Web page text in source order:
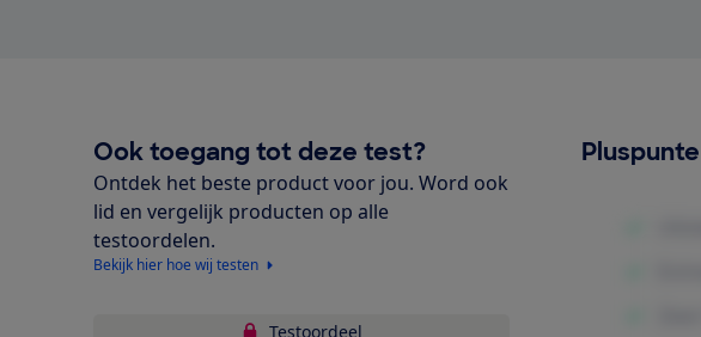
Ook toegang tot deze test?
Ontdek het beste product voor jou. Word ook
lid en vergelijk producten op alle
testoordelen.
Bekijk hier hoe wij testen
Testoordeel